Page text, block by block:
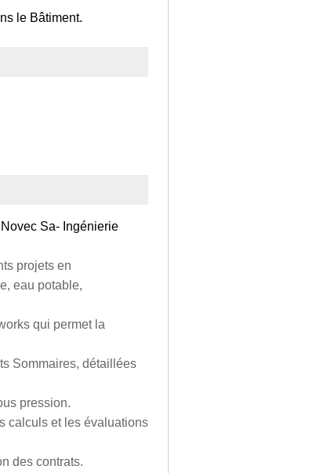
le Bâtiment.
Sa- Ingénierie
projets en
eau potable,
qui permet la
Sommaires, détaillées
pression.
calculs et les évaluations
des contrats.